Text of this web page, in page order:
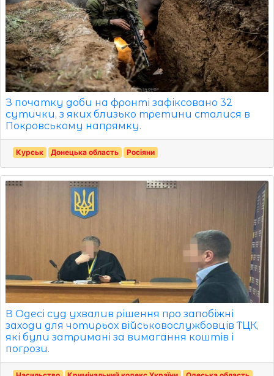
З початку доби на фронті зафіксовано 32
сутички, з яких близько третини сталися в
Покровському напрямку.
Курськ Донецька область Росіяни
В Одесі суд ухвалив рішення про запобіжні
заходи для чотирьох військовослужбовців ТЦК,
які були затримані за вимагання коштів і
погрози.